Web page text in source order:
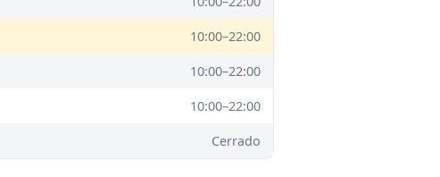
10:00–22:00
10:00–22:00
10:00–22:00
Cerrado